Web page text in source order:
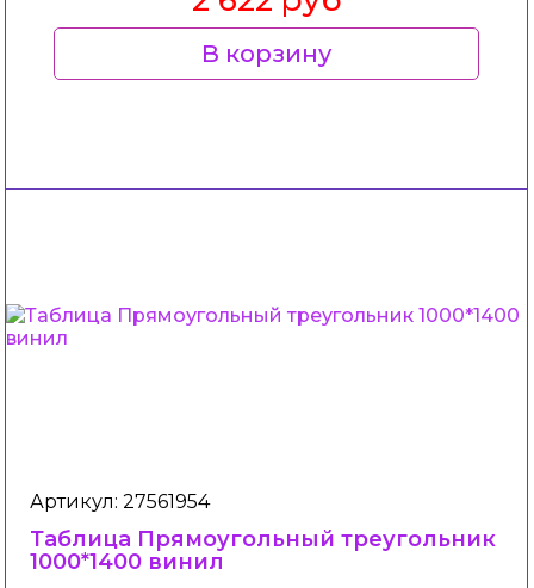
В корзину
Артикул: 27561954
Таблица Прямоугольный треугольник
1000*1400 винил